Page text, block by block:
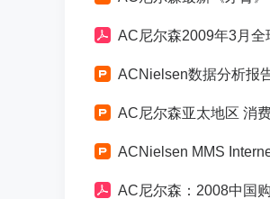
AC尼尔森2009年3月
ACNielsen数据分析报
AC尼尔森亚太地区 消
ACNielsen MMS
AC尼尔森：2008中国